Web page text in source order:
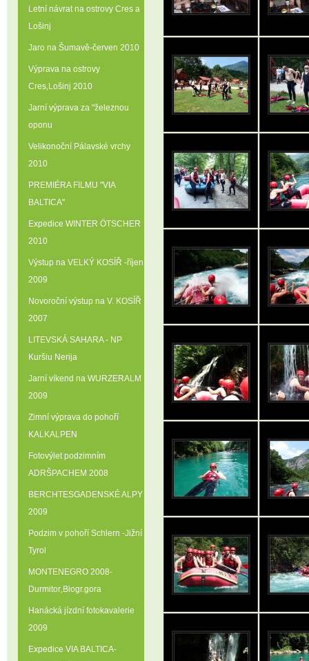
Letní návrat na ostrovy Cres a
Lošinj
Jaro na Šumavě-červen 2010
Výprava na ostrovy
Cres‚Lošinj 2010
Jarní výprava za "železnou
oponu
Velikonoční Pálavské vrchy
2010
PREMIÉRA FILMU "VIA
BALTICA"
Expedice WINTER ÖTSCHER
2010
Výstup na VELKÝ KOSÍŘ -říjen
2009
Novoroční výstup na V. KOSÍŘ
2007
LITEVSKÁ SAHARA - NP
Kuršiu Nerija
Jarní víkend na WURZERALM
2009
Zimní výprava do pohoří
KALKALPEN
Fotovýlet podzimním
ADRŠPACHEM 2008
BERCHTESGADENSKÉ ALPY
2009
Podzim v pohoří Schlern -Jižní
Tyrol
MONTENEGRO 2008-
Durmitor‚Biogr.gora
Hanácká jízdní fotokavalerie
2009
Expedice VIA BALTICA-